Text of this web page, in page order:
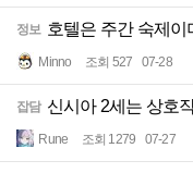
정보 호텔은 주간 숙제
Minno 조회 527 07-28
잡담 신시아 2세는 상호
Rune 조회 1279 07-27